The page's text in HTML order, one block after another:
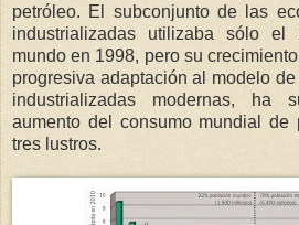
petróleo. El subconjunto de las
industrializadas utilizaba sólo el
mundo en 1998, pero su
progresiva adaptación al modelo
industrializadas modernas, ha
aumento del consumo mundial de
tres lustros.